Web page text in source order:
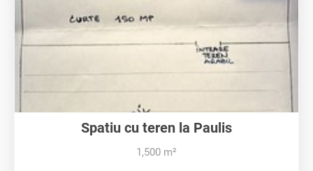
Spatiu cu teren la Paulis
1,500 m²